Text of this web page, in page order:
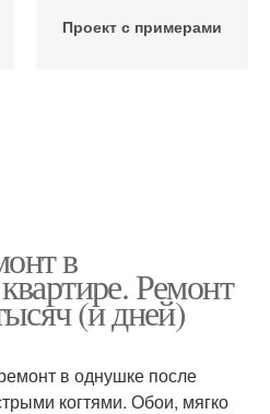
Проект с примерами
в
Ремонт
(и дней)
в однушке после
когтями. Обои, мягко